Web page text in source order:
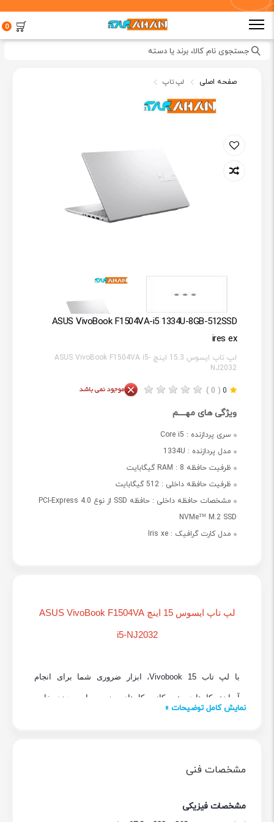
0
جستجوی نام کالا، برند یا دسته
صفحه اصلی لپ تاپ
ASUS VivoBook F1504VA-i5 1334U-8GB-512SSD
ires ex
لپ تاپ ایسوس 15.3 اینچ ASUS VivoBook F1504VA i5-
NJ2032
0
( 0 )
ویژگی های مهــــم
سری پردازنده : Core i5
مدل پردازنده : 1334U
ظرفیت حافظه RAM : 8 گیگابایت
ظرفیت حافظه داخلی : 512 گیگابایت
مشخصات حافظه داخلی :
حافظه SSD از نوع PCI-Express 4.0
NVMe™ M.2 SSD
مدل کارت گرافیک : Iris xe
لپ تاپ ایسوس 15 اینچ ASUS VivoBook F1504VA
i5-NJ2032
با لپ تاب Vivobook 15، ابزار ضروری شما برای انجام
آسان‌تر کارها در هر مکانی، کارهای روزمره را به چیزی خاص
نمایش کامل توضیحات »
مشخصات فنی
مشخصات فیزیکی